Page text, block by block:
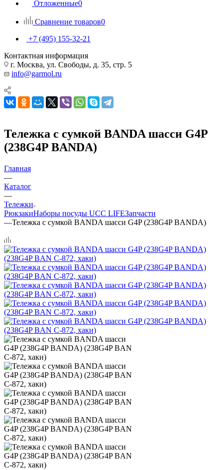
Отложенные0
Сравнение товаров0
+7 (495) 155-32-21
Контактная информация
г. Москва, ул. Свободы, д. 35, стр. 5
info@garmol.ru
Тележка с сумкой BANDA шасси G4P
(238G4P BANDA)
Главная
—
Каталог
—
Тележки
РюкзакиНаборы посуды UCC LIFEЗапчасти
—Тележка с сумкой BANDA шасси G4P (238G4P BANDA)